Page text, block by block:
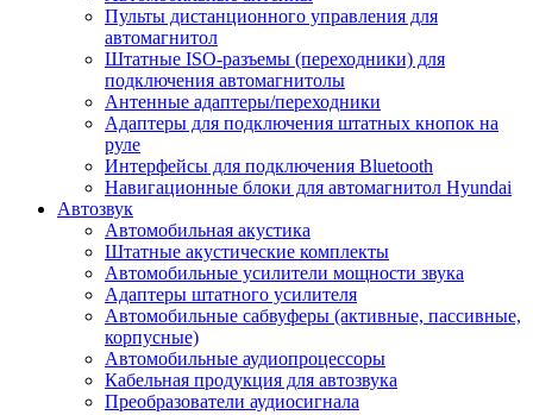
Пульты дистанционного управления для
автомагнитол
Штатные ISO-разъемы (переходники) для
подключения автомагнитолы
Антенные адаптеры/переходники
Адаптеры для подключения штатных кнопок на
руле
Интерфейсы для подключения Bluetooth
Навигационные блоки для автомагнитол Hyundai
Автозвук
Автомобильная акустика
Штатные акустические комплекты
Автомобильные усилители мощности звука
Адаптеры штатного усилителя
Автомобильные сабвуферы (активные, пассивные,
корпусные)
Автомобильные аудиопроцессоры
Кабельная продукция для автозвука
Преобразователи аудиосигнала